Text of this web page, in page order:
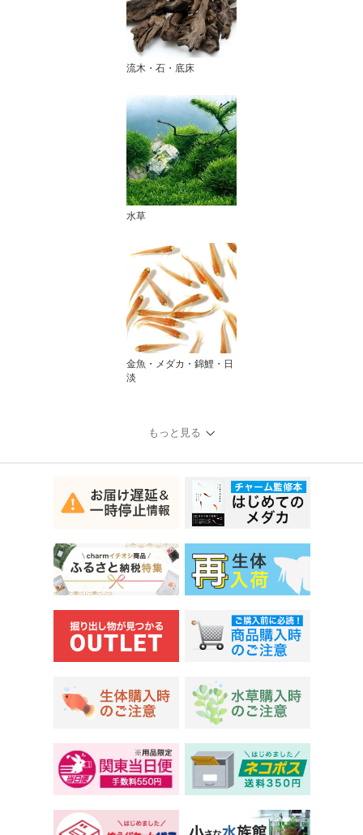
流木・石・底床
水草
金魚・メダカ・錦鯉・日
淡
もっと見る